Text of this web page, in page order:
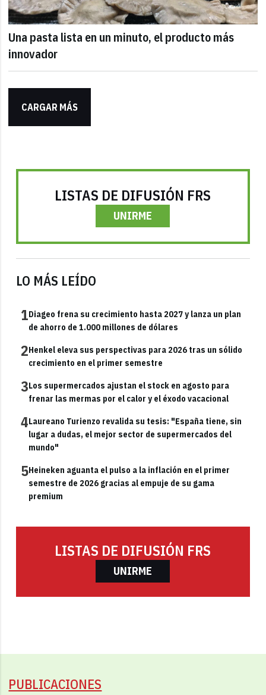
Una pasta lista en un minuto, el producto más
innovador
CARGAR MÁS
LISTAS DE DIFUSIÓN FRS
UNIRME
LO MÁS LEÍDO
1Diageo frena su crecimiento hasta 2027 y lanza un plan
de ahorro de 1.000 millones de dólares
2Henkel eleva sus perspectivas para 2026 tras un sólido
crecimiento en el primer semestre
3Los supermercados ajustan el stock en agosto para
frenar las mermas por el calor y el éxodo vacacional
4Laureano Turienzo revalida su tesis: "España tiene, sin
lugar a dudas, el mejor sector de supermercados del
mundo"
5Heineken aguanta el pulso a la inflación en el primer
semestre de 2026 gracias al empuje de su gama
premium
LISTAS DE DIFUSIÓN FRS
UNIRME
PUBLICACIONES